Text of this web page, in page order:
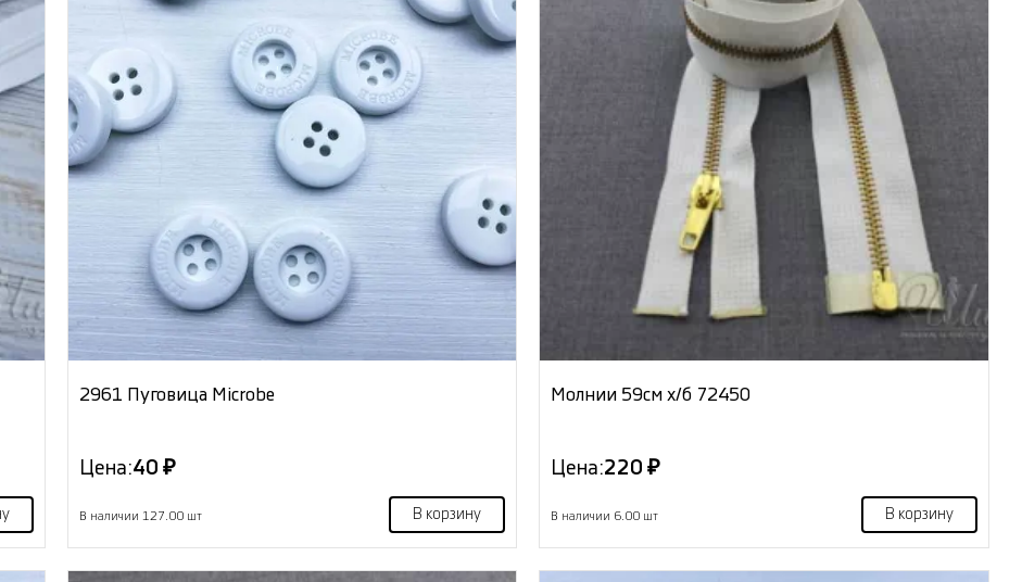
2961 Пуговица Microbe
Цена:40 ₽
В наличии 127.00 шт В корзину
Молнии 59см х/б 72450
Цена:220 ₽
В наличии 6.00 шт В корзину